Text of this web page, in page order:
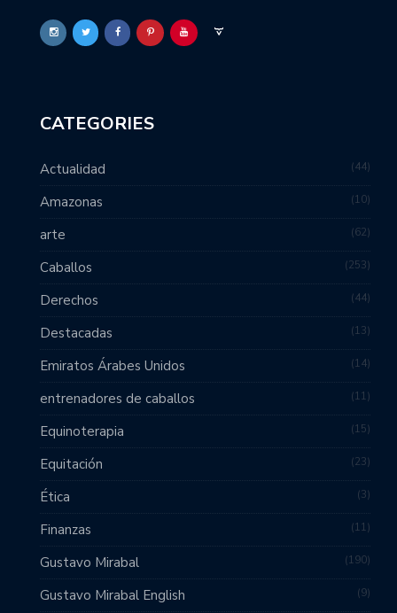
CATEGORIES
Actualidad 44
Amazonas 10
arte 62
Caballos 253
Derechos 44
Destacadas 13
Emiratos Árabes Unidos 14
entrenadores de caballos 11
Equinoterapia 15
Equitación 23
Ética 3
Finanzas 11
Gustavo Mirabal 190
Gustavo Mirabal English 9